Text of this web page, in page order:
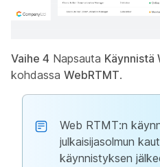
Vaihe 4 Napsauta Käynnistä
kohdassa WebRTMT.
Web RTMT:n
julkaisijasolmun
käynnistyksen